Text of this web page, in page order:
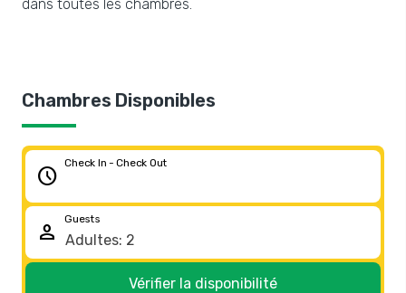
dans toutes les chambres.
Chambres Disponibles
schedule
Check In - Check Out
person
Guests
Vérifier la disponibilité